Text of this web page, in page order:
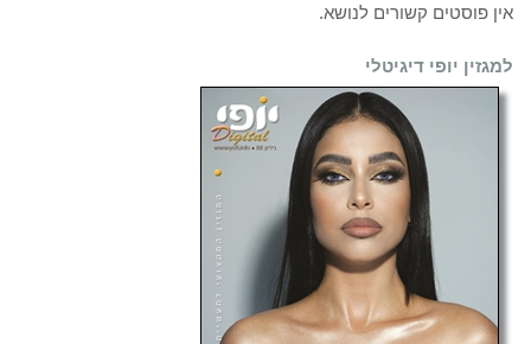
אין פוסטים קשורים לנושא.
למגזין יופי דיגיטלי